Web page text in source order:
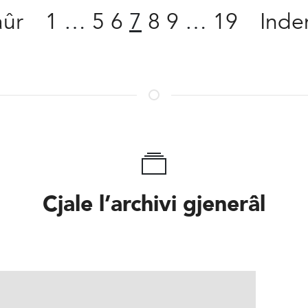
1 … 5 6 7 8 9 … 19
Cjale l’archivi gjenerâl